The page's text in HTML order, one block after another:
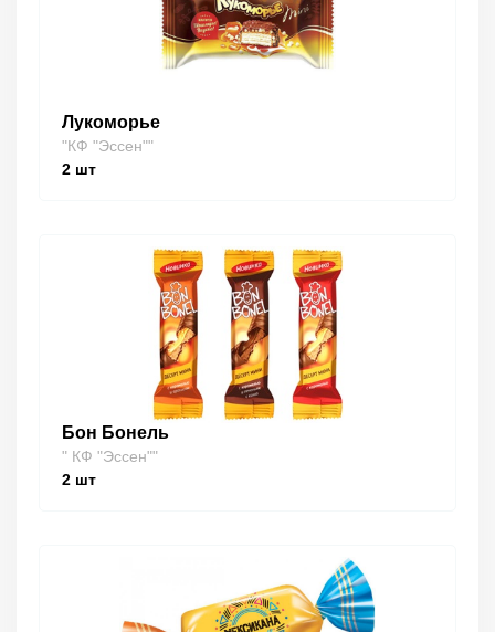
Лукоморье
"КФ "Эссен""
2 шт
Бон Бонель
" КФ "Эссен""
2 шт